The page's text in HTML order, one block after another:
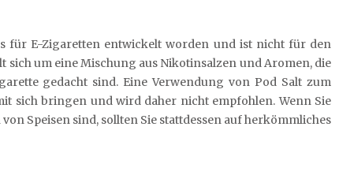
für E-Zigaretten entwickelt worden und ist nicht für den
sich um eine Mischung aus Nikotinsalzen und Aromen, die
gedacht sind. Eine Verwendung von Pod Salt zum
sich bringen und wird daher nicht empfohlen. Wenn Sie
Speisen sind, sollten Sie stattdessen auf herkömmliches